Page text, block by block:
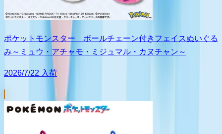
ポケットモンスター ボールチェーン付きフェイスぬいぐる
み～ミュウ・アチャモ・ミジュマル・カヌチャン～
2026/7/22 入荷